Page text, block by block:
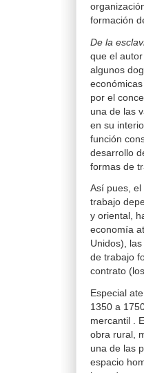
formación
De la
que el
algunos
por el
una de las
en su
función
desarrollo
formas de
Así pues, el
trabajo
y oriental,
economía
Unidos),
de trabajo
contrato
Especial
1350 a
mercantil .
obra rural,
una de las
espacio